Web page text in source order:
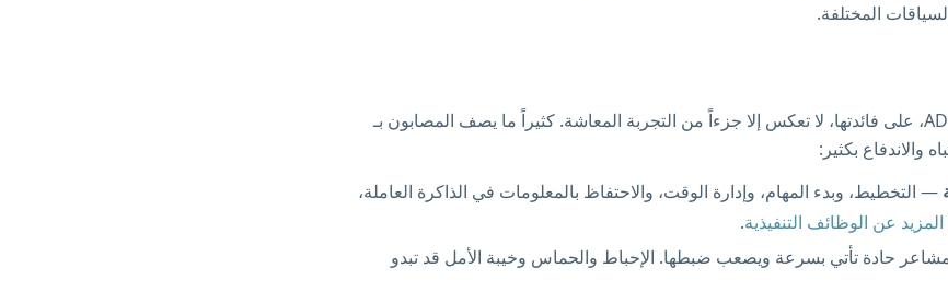
المختلفة.
المعايير التشخيصية لـ ADHD، على فائدتها، لا تعكس إلا جزءاً من التجربة المعاشة. كثيراً ما يصف المصابون بـ
— التخطيط، وبدء المهام، وإدارة الوقت، والاحتفاظ بالمعلومات في الذاكرة العاملة،
المزيد عن الوظائف التنفيذية.
حادة تأتي بسرعة ويصعب ضبطها. الإحباط والحماس وخيبة الأمل قد تبدو